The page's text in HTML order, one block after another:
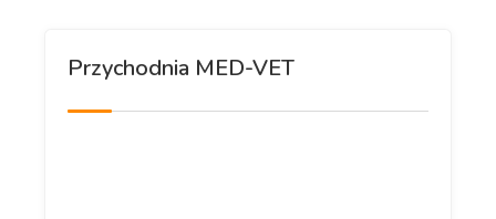
Przychodnia MED-VET